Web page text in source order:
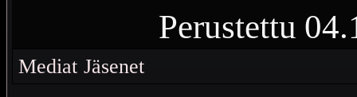
Perustettu
Mediat Jäsenet